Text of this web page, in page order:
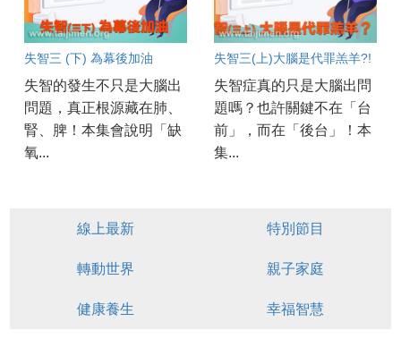
失智三 (下) 為幕後加油
失智的發生不只是大腦出
問題，真正根源藏在肺、
腎、脾！本集會說明「缺
氧...
失智三(上)大腦是代罪羔羊?!
失智症真的只是大腦出問
題嗎？也許關鍵不在「台
前」，而在「後台」！本
集...
線上最新 特別節目
轉動世界 親子家庭
健康養生 幸福智慧